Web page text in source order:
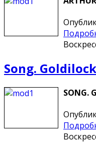
Song.
SONG.